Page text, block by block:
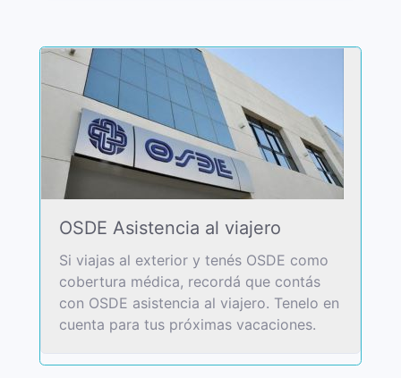
OSDE Asistencia al viajero
Si viajas al exterior y tenés OSDE como
cobertura médica, recordá que contás
con OSDE asistencia al viajero. Tenelo en
cuenta para tus próximas vacaciones.